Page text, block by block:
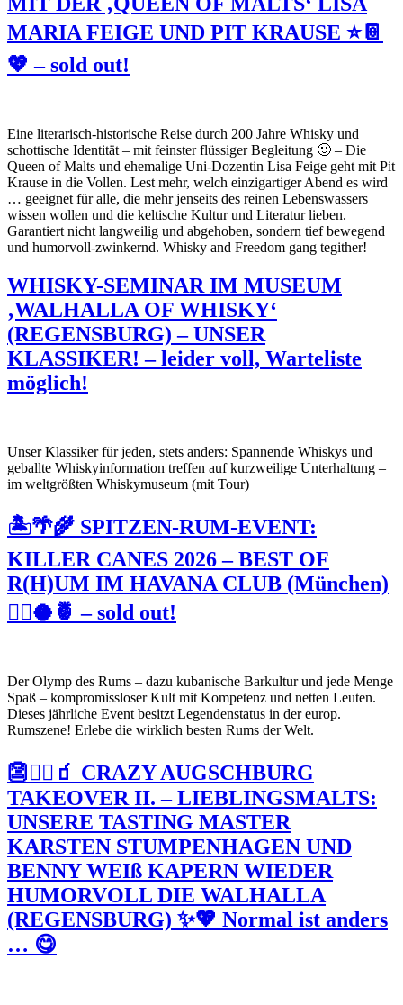
MARIA FEIGE UND PIT KRAUSE ⭐📔
💖 – sold out!
Eine literarisch-historische Reise durch 200 Jahre Whisky und
schottische Identität – mit feinster flüssiger Begleitung 🙂 – Die
Queen of Malts und ehemalige Uni-Dozentin Lisa Feige geht mit Pit
Krause in die Vollen. Lest mehr, welch einzigartiger Abend es wird
… geeignet für alle, die mehr jenseits des reinen Lebenswassers
wissen wollen und die keltische Kultur und Literatur lieben.
Garantiert nicht langweilig und abgehoben, sondern tief bewegend
und humorvoll-zwinkernd. Whisky and Freedom gang tegither!
WHISKY-SEMINAR IM MUSEUM
‚WALHALLA OF WHISKY‘
(REGENSBURG) – UNSER
KLASSIKER! – leider voll, Warteliste
möglich!
Unser Klassiker für jeden, stets anders: Spannende Whiskys und
geballte Whiskyinformation treffen auf kurzweilige Unterhaltung –
im weltgrößten Whiskymuseum (mit Tour)
🏝🌴🌾 SPITZEN-RUM-EVENT:
KILLER CANES 2026 – BEST OF
R(H)UM IM HAVANA CLUB (München)
🏴‍☠️🥥🍍 – sold out!
Der Olymp des Rums – dazu kubanische Barkultur und jede Menge
Spaß – kompromissloser Kult mit Kompetenz und netten Leuten.
Dieses jährliche Event besitzt Legendenstatus in der europ.
Rumszene! Erlebe die wirklich besten Rums der Welt.
👺🏴‍☠️🧃 CRAZY AUGSCHBURG
TAKEOVER II. – LIEBLINGSMALTS:
UNSERE TASTING MASTER
KARSTEN STUMPENHAGEN UND
BENNY WEIß KAPERN WIEDER
HUMORVOLL DIE WALHALLA
(REGENSBURG) ✨💖 Normal ist anders
… 😋